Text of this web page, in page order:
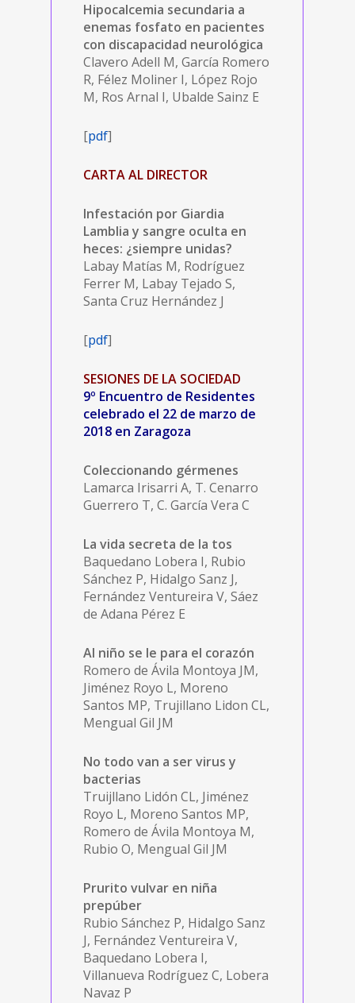
Hipocalcemia secundaria a
enemas fosfato en pacientes
con discapacidad neurológica
Clavero Adell M, García Romero
R, Félez Moliner I, López Rojo
M, Ros Arnal I, Ubalde Sainz E
[pdf]
CARTA AL DIRECTOR
Infestación por Giardia
Lamblia y sangre oculta en
heces: ¿siempre unidas?
Labay Matías M, Rodríguez
Ferrer M, Labay Tejado S,
Santa Cruz Hernández J
[pdf]
SESIONES DE LA SOCIEDAD
9º Encuentro de Residentes
celebrado el 22 de marzo de
2018 en Zaragoza
Coleccionando gérmenes
Lamarca Irisarri A, T. Cenarro
Guerrero T, C. García Vera C
La vida secreta de la tos
Baquedano Lobera I, Rubio
Sánchez P, Hidalgo Sanz J,
Fernández Ventureira V, Sáez
de Adana Pérez E
Al niño se le para el corazón
Romero de Ávila Montoya JM,
Jiménez Royo L, Moreno
Santos MP, Trujillano Lidon CL,
Mengual Gil JM
No todo van a ser virus y
bacterias
Truijllano Lidón CL, Jiménez
Royo L, Moreno Santos MP,
Romero de Ávila Montoya M,
Rubio O, Mengual Gil JM
Prurito vulvar en niña
prepúber
Rubio Sánchez P, Hidalgo Sanz
J, Fernández Ventureira V,
Baquedano Lobera I,
Villanueva Rodríguez C, Lobera
Navaz P